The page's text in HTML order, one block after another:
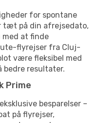
for spontane
tæt på din afrejsedato,
at finde
flyrejser fra Cluj-
være fleksibel med
resultater.
Prime
besparelser –
på flyrejser,